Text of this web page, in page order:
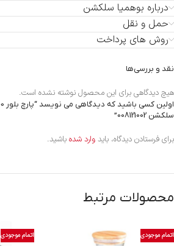
درباره بوهمیا سلکشن
حمل و نقل
روش های پرداخت
نقد و بررسی‌ها
هیچ دیدگاهی برای این محصول نوشته نشده است.
سلکشن 008121002”
برای فرستادن دیدگاه، باید وارد شده باشید.
محصولات مرتبط
اتمام موجودی اتمام موجودی